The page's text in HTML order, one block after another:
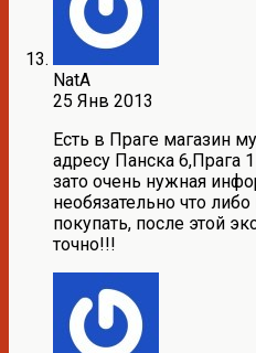
NatA
25 Янв 2013
Есть в Праге магазин
адресу Панска 6,Прага
зато очень нужная
необязательно что
покупать, после этой
точно!!!